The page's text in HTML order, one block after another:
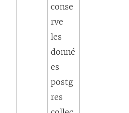
conse
rve
les
donné
es
postg
res